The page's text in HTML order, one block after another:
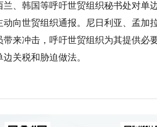
兰、韩国等呼吁世贸组织秘书处对单
动向世贸组织通报。尼日利亚、孟加
带来冲击，呼吁世贸组织为其提供必
关税和胁迫做法。